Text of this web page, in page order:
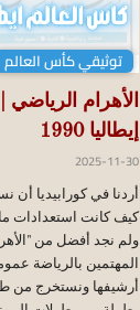
توثيقي كأس العالم
الأهرام
إيطاليا 1990
2025-11-30
أردنا في كورابيديا
كيف كانت استعدادات
ولم نجد أفضل من
المهتمين بالرياضة
أرشيفها ونستخرج من